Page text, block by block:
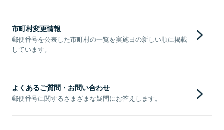
市町村変更情報
郵便番号を公表した市町村の一覧を実施日の新しい順に掲載
しています。
よくあるご質問・お問い合わせ
郵便番号に関するさまざまな疑問にお答えします。